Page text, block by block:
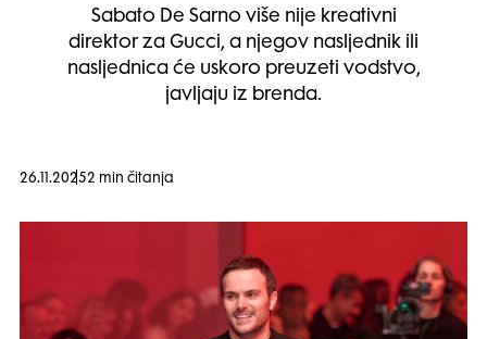
Sabato De Sarno više nije kreativni
direktor za Gucci, a njegov nasljednik ili
nasljednica će uskoro preuzeti vodstvo,
javljaju iz brenda.
26.11.20252 min čitanja